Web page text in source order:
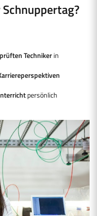
Technikerin
persönlich